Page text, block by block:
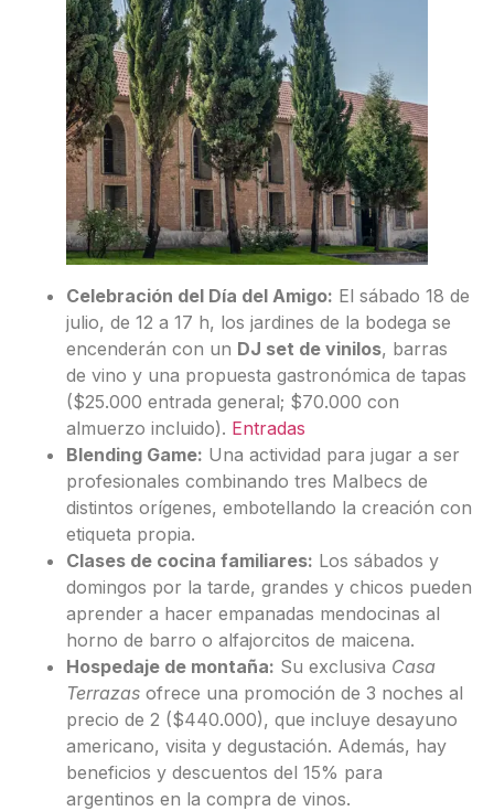
Celebración del Día del Amigo: El sábado 18 de
julio, de 12 a 17 h, los jardines de la bodega se
encenderán con un DJ set de vinilos, barras
de vino y una propuesta gastronómica de tapas
($25.000 entrada general; $70.000 con
almuerzo incluido). Entradas
Blending Game: Una actividad para jugar a ser
profesionales combinando tres Malbecs de
distintos orígenes, embotellando la creación con
etiqueta propia.
Clases de cocina familiares: Los sábados y
domingos por la tarde, grandes y chicos pueden
aprender a hacer empanadas mendocinas al
horno de barro o alfajorcitos de maicena.
Hospedaje de montaña: Su exclusiva Casa
Terrazas ofrece una promoción de 3 noches al
precio de 2 ($440.000), que incluye desayuno
americano, visita y degustación. Además, hay
beneficios y descuentos del 15% para
argentinos en la compra de vinos.